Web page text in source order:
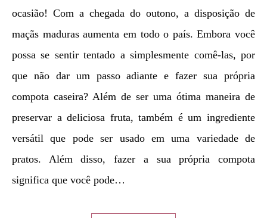
ocasião! Com a chegada do outono, a disposição de
maçãs maduras aumenta em todo o país. Embora você
possa se sentir tentado a simplesmente comê-las, por
que não dar um passo adiante e fazer sua própria
compota caseira? Além de ser uma ótima maneira de
preservar a deliciosa fruta, também é um ingrediente
versátil que pode ser usado em uma variedade de
pratos. Além disso, fazer a sua própria compota
significa que você pode…